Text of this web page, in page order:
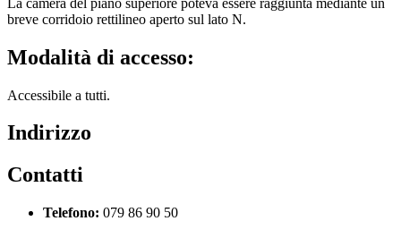
breve corridoio rettilineo aperto sul lato N.
Modalità di accesso:
Accessibile a tutti.
Indirizzo
Contatti
Telefono: 079 86 90 50